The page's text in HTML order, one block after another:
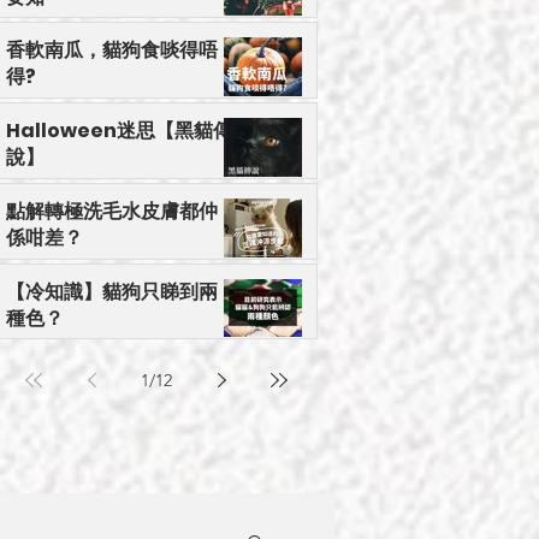
香軟南瓜，貓狗食啖得唔
得?
Halloween迷思【黑貓傳
說】
點解轉極洗毛水皮膚都仲
係咁差？
【冷知識】貓狗只睇到兩
種色？
1/12